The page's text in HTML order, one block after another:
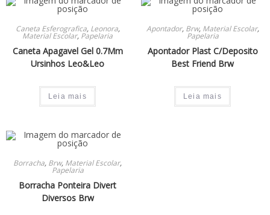
Caneta Esferografica, Leonora,
Material Escolar, Papelaria
Caneta Apagavel Gel 0.7Mm
Ursinhos Leo&Leo
Leia mais
Apontador, Brw, Material Escolar,
Papelaria
Apontador Plast C/Deposito
Best Friend Brw
Leia mais
Borracha, Brw, Material Escolar,
Papelaria
Borracha Ponteira Divert
Diversos Brw